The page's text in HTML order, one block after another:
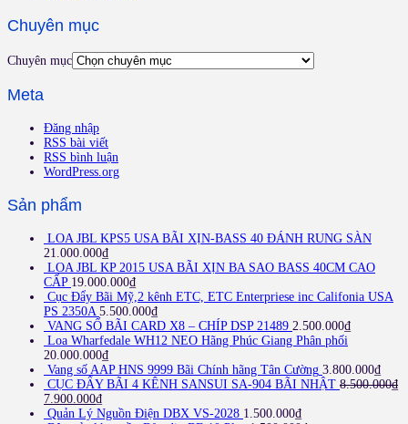
Chuyên mục
Chuyên mục
Meta
Đăng nhập
RSS bài viết
RSS bình luận
WordPress.org
Sản phẩm
LOA JBL KPS5 USA BÃI XỊN-BASS 40 ĐÁNH RUNG SÀN
21.000.000₫
LOA JBL KP 2015 USA BÃI XỊN BA SAO BASS 40CM CAO
CẤP 19.000.000₫
Cục Đẩy Bãi Mỹ,2 kênh ETC, ETC Enterpriese inc Califonia USA
PS 2350A 5.500.000₫
VANG SỐ BÃI CARD X8 – CHÍP DSP 21489 2.500.000₫
Loa Wharfedale WH12 NEO Hãng Phúc Giang Phân phối
20.000.000₫
Vang số AAP HNS 9999 Bãi Chính hãng Tân Cường 3.800.000₫
CỤC ĐẨY BÃI 4 KÊNH SANSUI SA-904 BÃI NHẬT 8.500.000₫
7.900.000₫
Quản Lý Nguồn Điện DBX VS-2028 1.500.000₫